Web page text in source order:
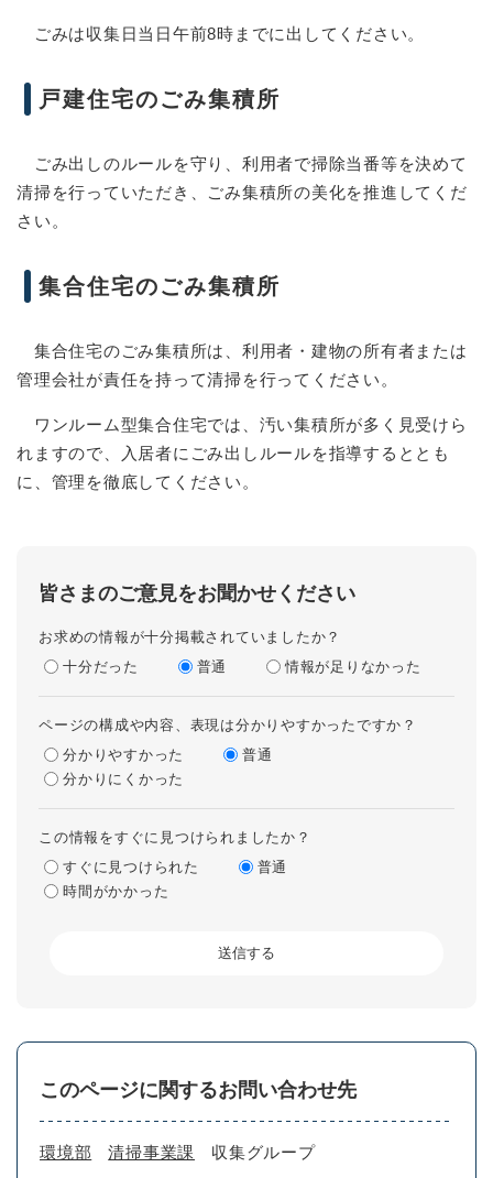
ごみは収集日当日午前8時までに出してください。
戸建住宅のごみ集積所
ごみ出しのルールを守り、利用者で掃除当番等を決めて
清掃を行っていただき、ごみ集積所の美化を推進してくだ
さい。
集合住宅のごみ集積所
集合住宅のごみ集積所は、利用者・建物の所有者または
管理会社が責任を持って清掃を行ってください。
ワンルーム型集合住宅では、汚い集積所が多く見受けら
れますので、入居者にごみ出しルールを指導するととも
に、管理を徹底してください。
皆さまのご意見をお聞かせください
お求めの情報が十分掲載されていましたか？
十分だった
普通 情報が足りなかった
ページの構成や内容、表現は分かりやすかったですか？
分かりやすかった
普通
分かりにくかった
この情報をすぐに見つけられましたか？
すぐに見つけられた
普通
時間がかかった
このページに関するお問い合わせ先
環境部 清掃事業課 収集グループ